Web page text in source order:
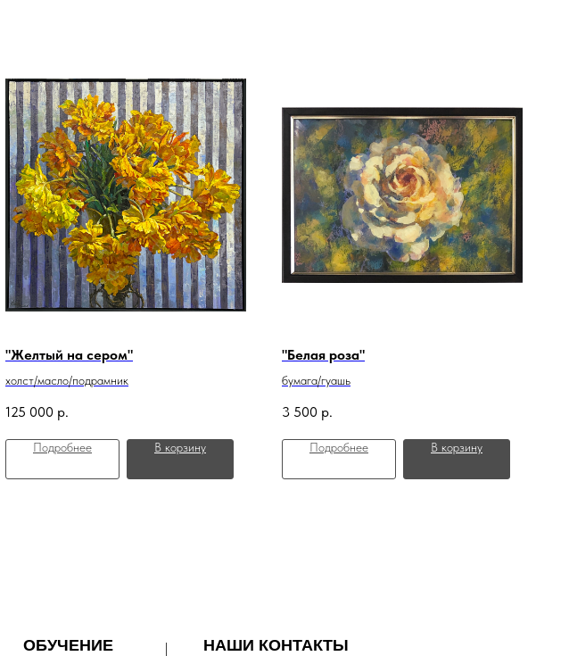
"Желтый на сером"
холст/масло/подрамник
125 000 р.
Подробнее В корзину
"Белая роза"
бумага/гуашь
3 500 р.
Подробнее В корзину
ОБУЧЕНИЕ НАШИ КОНТАКТЫ